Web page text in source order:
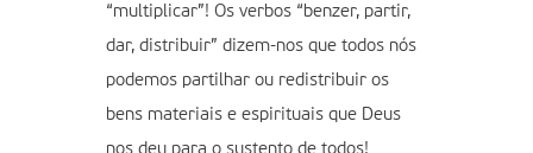
“multiplicar”! Os verbos “benzer, partir,
dar, distribuir” dizem-nos que todos nós
podemos partilhar ou redistribuir os
bens materiais e espirituais que Deus
nos deu para o sustento de todos!